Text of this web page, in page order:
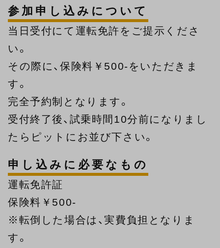
参加申し込みについて
当日受付にて運転免許をご提示くださ
い。
その際に、保険料￥500-をいただきま
す。
完全予約制となります。
受付終了後、試乗時間10分前になりまし
たらピットにお並び下さい。
申し込みに必要なもの
運転免許証
保険料￥500-
※転倒した場合は、実費負担となりま
す。